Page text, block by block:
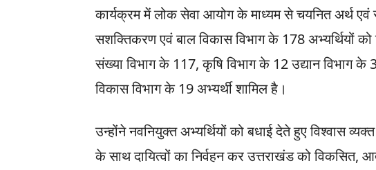
कार्यक्रम में लोक सेवा आयोग के माध्यम से चयनित अर्थ एवं
सशक्तिकरण एवं बाल विकास विभाग के 178 अभ्यर्थियों
संख्या विभाग के 117, कृषि विभाग के 12 उद्यान विभाग
विकास विभाग के 19 अभ्यर्थी शामिल है।
उन्होंने नवनियुक्त अभ्यर्थियों को बधाई देते हुए विश्वास
के साथ दायित्वों का निर्वहन कर उत्तराखंड को विकसित,